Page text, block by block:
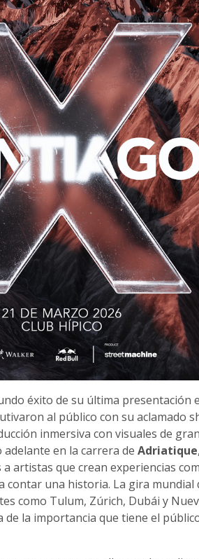
éxito de su última presentación
al público con su aclamado
inmersiva con visuales de
en la carrera de Adriatique
artistas que crean experiencias
contar una historia. La gira mundial
como Tulum, Zúrich, Dubái y
de la importancia que tiene el